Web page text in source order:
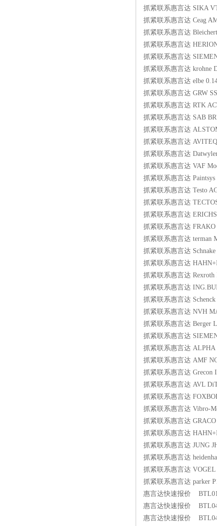
抓紧联系惠言达 SIKA
抓紧联系惠言达 Ceag
抓紧联系惠言达
抓紧联系惠言达
抓紧联系惠言达
抓紧联系惠言达 krohne
抓紧联系惠言达 elbe
抓紧联系惠言达 GRW
抓紧联系惠言达 RTK
抓紧联系惠言达 SAB
抓紧联系惠言达
抓紧联系惠言达
抓紧联系惠言达
抓紧联系惠言达 VAF
抓紧联系惠言达 Paintsys
抓紧联系惠言达 Testo
抓紧联系惠言达
抓紧联系惠言达
抓紧联系惠言达 FRAKO
抓紧联系惠言达 terman
抓紧联系惠言达
抓紧联系惠言达
抓紧联系惠言达 Rexroth
抓紧联系惠言达
抓紧联系惠言达 Schenck
抓紧联系惠言达 NVH
抓紧联系惠言达 Berger
抓紧联系惠言达
抓紧联系惠言达 ALPHA
抓紧联系惠言达 AMF
抓紧联系惠言达 Grecon
抓紧联系惠言达 AVL
抓紧联系惠言达
抓紧联系惠言达 Vibro-
抓紧联系惠言达 GRACO
抓紧联系惠言达
抓紧联系惠言达 JUNG
抓紧联系惠言达
抓紧联系惠言达 VOGEL
抓紧联系惠言达 parker
惠言达快速报价
惠言达快速报价
惠言达快速报价